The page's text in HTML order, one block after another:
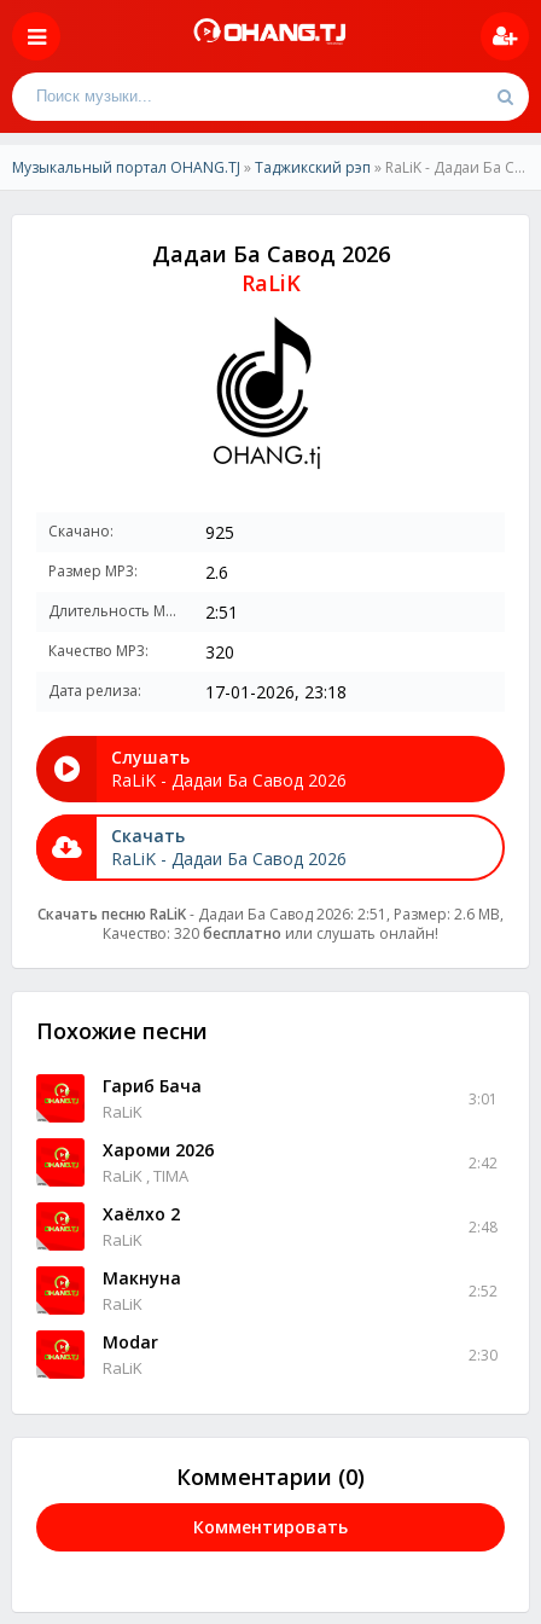
Музыкальный портал OHANG.TJ »Таджикский рэп » RaLiK - Дадаи Ба Савод 2026
Дадаи Ба Савод 2026
RaLiK
Скачано: 925
Размер MP3: 2.6
Длительность MP3: 2:51
Качество MP3: 320
Дата релиза: 17-01-2026, 23:18
Слушать
RaLiK - Дадаи Ба Савод 2026
Скачать
RaLiK - Дадаи Ба Савод 2026
Скачать песню RaLiK- Дадаи Ба Савод 2026: 2:51, Размер: 2.6 MB,
Качество: 320бесплатно или слушать онлайн!
Похожие песни
Гариб Бача
RaLiK
3:01
Хароми 2026
RaLiK , TIMA
2:42
Хаёлхо 2
RaLiK
2:48
Макнуна
RaLiK
2:52
Modar
RaLiK
2:30
Комментарии (0)
Комментировать